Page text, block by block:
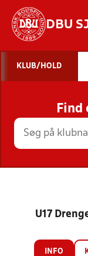
DBU
KLUB/HOLD
Find
U17
INFO